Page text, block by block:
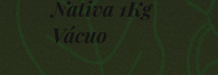
Nativa 1Kg
Vácuo